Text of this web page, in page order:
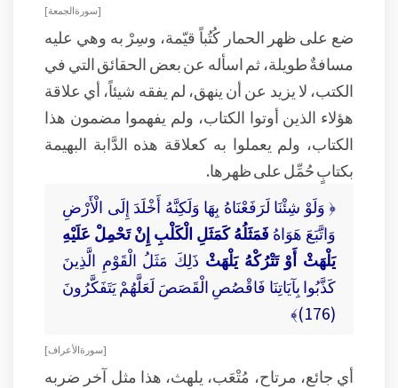
[ سورة الجمعة ]
ضع على ظهر الحمار كُتُباً قيّمة، وسِرْ به وهي عليه
مسافةٌ طويلة، ثم اسأله عن بعض الحقائق التي في
الكتب، لا يزيد عن أن ينهق، لم يفقه شيئاً، أي علاقة
هؤلاء الذين أوتوا الكتاب، ولم يفهموا مضمون هذا
الكتاب، ولم يعملوا به كعلاقة هذه الدَّابة البهيمة
بكتابٍ حُمِّل على ظهرها.
﴿ وَلَوْ شِئْنَا لَرَفَعْنَاهُ بِهَا وَلَكِنَّهُ أَخْلَدَ إِلَى الْأَرْضِ
وَاتَّبَعَ هَوَاهُ فَمَثَلُهُ كَمَثَلِ الْكَلْبِ إِنْ تَحْمِلْ عَلَيْهِ
يَلْهَثْ أَوْ تَتْرُكْهُ يَلْهَثْ ذَلِكَ مَثَلُ الْقَوْمِ الَّذِينَ
كَذَّبُوا بِآيَاتِنَا فَاقْصُصِ الْقَصَصَ لَعَلَّهُمْ يَتَفَكَّرُونَ
(176)﴾
[ سورة الأعراف ]
أي جائع، مرتاح، مُتْعَب، يلهث، هذا مثل آخر ضربه